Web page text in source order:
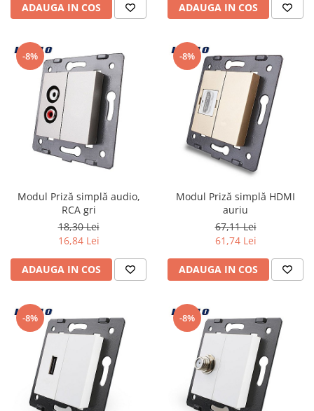
ADAUGA IN COS ADAUGA IN COS
-8%
Modul Priză simplă audio,
RCA gri
18,30 Lei
16,84 Lei
ADAUGA IN COS
-8%
Modul Priză simplă HDMI
auriu
67,11 Lei
61,74 Lei
ADAUGA IN COS
-8% -8%